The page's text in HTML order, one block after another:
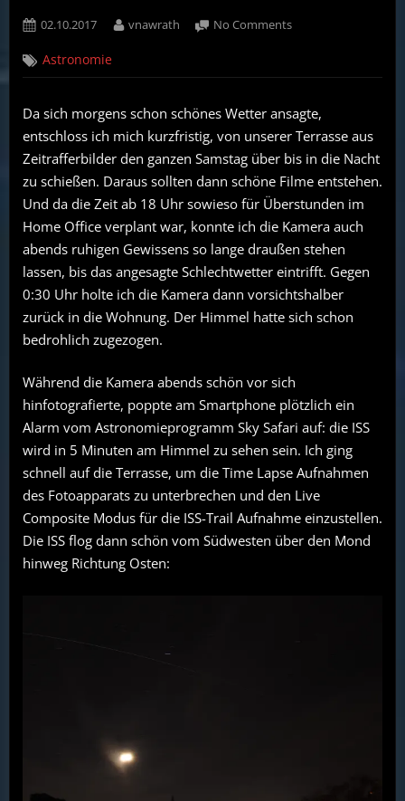
Posted
02.10.2017 By
vnawrath No Commentson
am
und
Zeitraffer
vom
Tag
Astronomie
Da sich morgens schon schönes Wetter ansagte,
entschloss ich mich kurzfristig, von unserer Terrasse aus
Zeitrafferbilder den ganzen Samstag über bis in die Nacht
zu schießen. Daraus sollten dann schöne Filme entstehen.
Und da die Zeit ab 18 Uhr sowieso für Überstunden im
Home Office verplant war, konnte ich die Kamera auch
abends ruhigen Gewissens so lange draußen stehen
lassen, bis das angesagte Schlechtwetter eintrifft. Gegen
0:30 Uhr holte ich die Kamera dann vorsichtshalber
zurück in die Wohnung. Der Himmel hatte sich schon
bedrohlich zugezogen.
Während die Kamera abends schön vor sich
hinfotografierte, poppte am Smartphone plötzlich ein
Alarm vom Astronomieprogramm Sky Safari auf: die ISS
wird in 5 Minuten am Himmel zu sehen sein. Ich ging
schnell auf die Terrasse, um die Time Lapse Aufnahmen
des Fotoapparats zu unterbrechen und den Live
Composite Modus für die ISS-Trail Aufnahme einzustellen.
Die ISS flog dann schön vom Südwesten über den Mond
hinweg Richtung Osten: